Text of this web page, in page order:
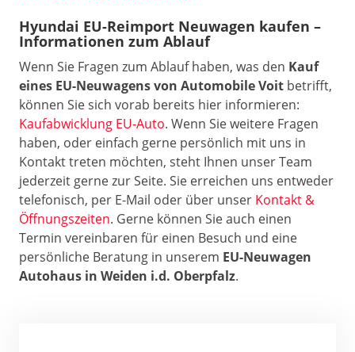
Hyundai EU-Reimport Neuwagen kaufen –
Informationen zum Ablauf
Wenn Sie Fragen zum Ablauf haben, was den Kauf
eines EU-Neuwagens von Automobile Voit betrifft,
können Sie sich vorab bereits hier informieren:
Kaufabwicklung EU-Auto. Wenn Sie weitere Fragen
haben, oder einfach gerne persönlich mit uns in
Kontakt treten möchten, steht Ihnen unser Team
jederzeit gerne zur Seite. Sie erreichen uns entweder
telefonisch, per E-Mail oder über unser Kontakt &
Öffnungszeiten. Gerne können Sie auch einen
Termin vereinbaren für einen Besuch und eine
persönliche Beratung in unserem EU-Neuwagen
Autohaus in Weiden i.d. Oberpfalz.